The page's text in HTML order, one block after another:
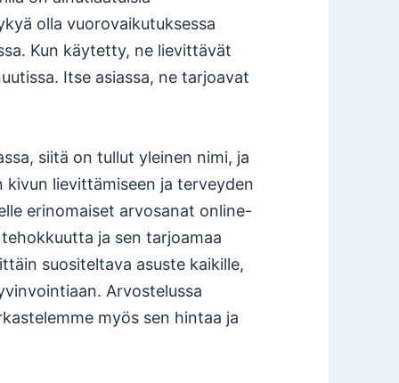
olla vuorovaikutuksessa
Kun käytetty, ne lievittävät
Itse asiassa, ne tarjoavat
siitä on tullut yleinen nimi, ja
lievittämiseen ja terveyden
erinomaiset arvosanat online-
ja sen tarjoamaa
suositeltava asuste kaikille,
Arvostelussa
myös sen hintaa ja